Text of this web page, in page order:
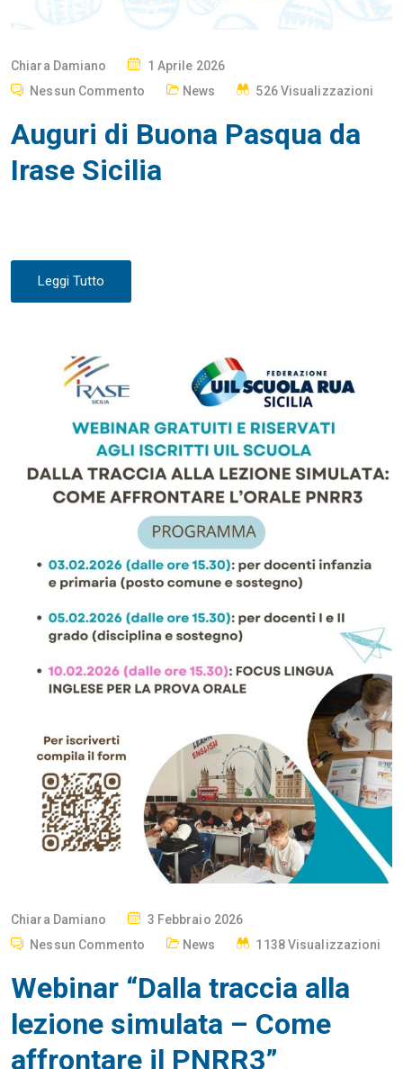
Chiara Damiano
P
T
E
D
1 Aprile 2026
Nessun Commento
News 526 Visualizzazioni
Auguri di Buona Pasqua da
Irase Sicilia
Leggi Tutto
Chiara Damiano
P
D
O
3 Febbraio 2026
Nessun Commento
News 1138 Visualizzazioni
Webinar “Dalla traccia alla
lezione simulata – Come
affrontare il PNRR3”